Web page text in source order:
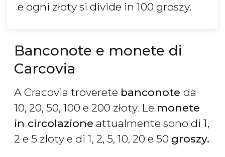
e ogni złoty si divide in 100 groszy.
Banconote e monete di
Carcovia
A Cracovia troverete banconote da
10, 20, 50, 100 e 200 złoty. Le monete
in circolazione attualmente sono di 1,
2 e 5 zloty e di 1, 2, 5, 10, 20 e 50 groszy.